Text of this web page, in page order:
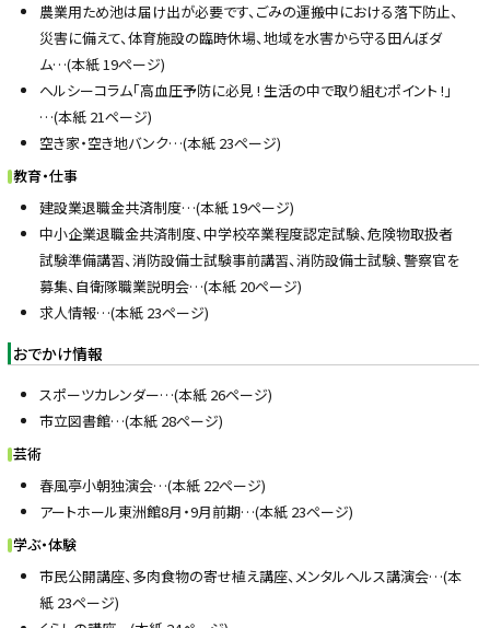
農業用ため池は届け出が必要です、ごみの運搬中における落下防止、
災害に備えて、体育施設の臨時休場、地域を水害から守る田んぼダ
ム…(本紙 19ページ)
ヘルシーコラム「高血圧予防に必見 ! 生活の中で取り組むポイント !」
…(本紙 21ページ)
空き家・空き地バンク…(本紙 23ページ)
教育・仕事
建設業退職金共済制度…(本紙 19ページ)
中小企業退職金共済制度、中学校卒業程度認定試験、危険物取扱者
試験準備講習、消防設備士試験事前講習、消防設備士試験、警察官を
募集、自衛隊職業説明会…(本紙 20ページ)
求人情報…(本紙 23ページ)
おでかけ情報
スポーツカレンダー…(本紙 26ページ)
市立図書館…(本紙 28ページ)
芸術
春風亭小朝独演会…(本紙 22ページ)
アートホール東洲館8月・9月前期…(本紙 23ページ)
学ぶ・体験
市民公開講座、多肉食物の寄せ植え講座、メンタルヘルス講演会…(本
紙 23ページ)